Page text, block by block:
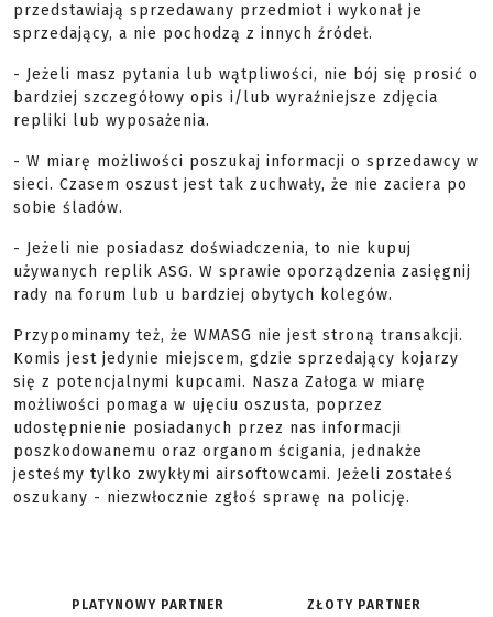
przedstawiają sprzedawany przedmiot i wykonał je
sprzedający, a nie pochodzą z innych źródeł.
- Jeżeli masz pytania lub wątpliwości, nie bój się prosić o
bardziej szczegółowy opis i/lub wyraźniejsze zdjęcia
repliki lub wyposażenia.
- W miarę możliwości poszukaj informacji o sprzedawcy w
sieci. Czasem oszust jest tak zuchwały, że nie zaciera po
sobie śladów.
- Jeżeli nie posiadasz doświadczenia, to nie kupuj
używanych replik ASG. W sprawie oporządzenia zasięgnij
rady na forum lub u bardziej obytych kolegów.
Przypominamy też, że WMASG nie jest stroną transakcji.
Komis jest jedynie miejscem, gdzie sprzedający kojarzy
się z potencjalnymi kupcami. Nasza Załoga w miarę
możliwości pomaga w ujęciu oszusta, poprzez
udostępnienie posiadanych przez nas informacji
poszkodowanemu oraz organom ścigania, jednakże
jesteśmy tylko zwykłymi airsoftowcami. Jeżeli zostałeś
oszukany - niezwłocznie zgłoś sprawę na policję.
PLATYNOWY PARTNER ZŁOTY PARTNER